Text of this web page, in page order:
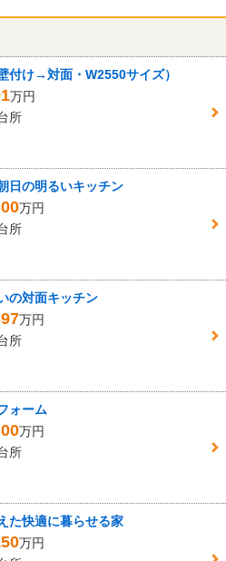
付け→対面・W2550サイズ）
万円
所
日の明るいキッチン
万円
所
の対面キッチン
万円
所
ォーム
万円
所
た快適に暮らせる家
万円